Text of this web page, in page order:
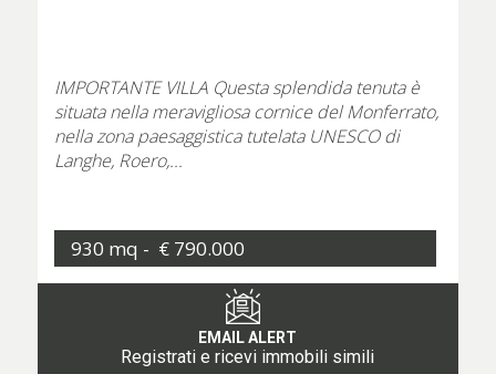
IMPORTANTE VILLA Questa splendida tenuta è
situata nella meravigliosa cornice del Monferrato,
nella zona paesaggistica tutelata UNESCO di
Langhe, Roero,...
930 mq - € 790.000
EMAIL ALERT
Registrati e ricevi immobili simili